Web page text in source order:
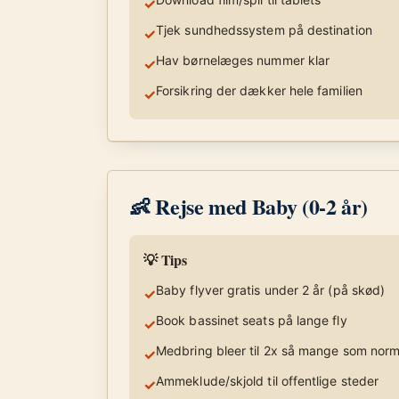
✓
✓Tjek sundhedssystem på destination
✓Hav børnelæges nummer klar
✓Forsikring der dækker hele familien
👶 Rejse med Baby (0-2 år)
💡 Tips
✓Baby flyver gratis under 2 år (på skød)
✓Book bassinet seats på lange fly
✓Medbring bleer til 2x så mange som
✓Ammeklude/skjold til offentlige steder